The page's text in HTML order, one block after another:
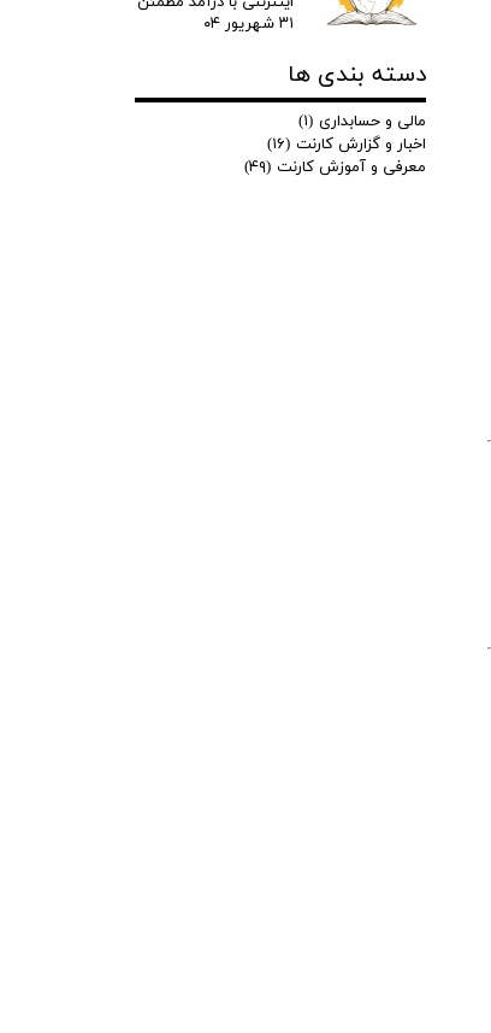
۳۱ شهریور ۰۴
دسته بندی ها
مالی و حسابداری (۱)
اخبار و گزارش کارنت (۱۶)
معرفی و آموزش کارنت (۴۹)